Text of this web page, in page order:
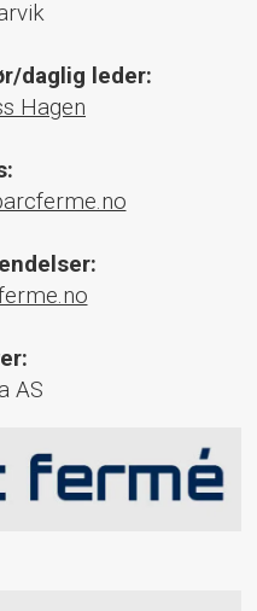
daglig leder:
Hagen
AS